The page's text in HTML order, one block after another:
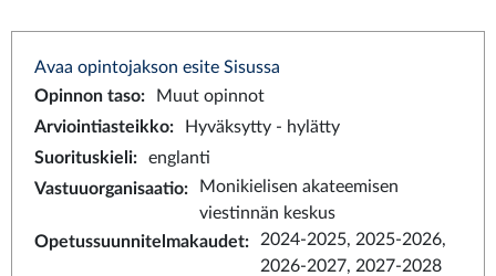
Avaa opintojakson esite Sisussa
Opinnon taso:
Muut opinnot
Arviointiasteikko:
Hyväksytty - hylätty
Suorituskieli:
englanti
Vastuuorganisaatio:
Monikielisen akateemisen
viestinnän keskus
Opetussuunnitelmakaudet:
2024-2025, 2025-2026,
2026-2027, 2027-2028